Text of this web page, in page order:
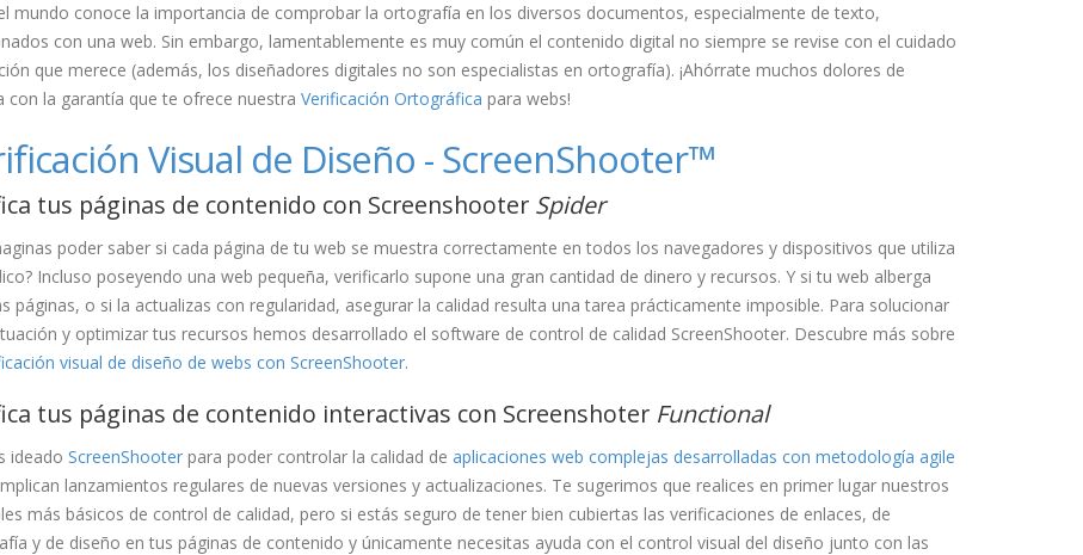
mundo conoce la importancia de comprobar la ortografía en los diversos documentos, especialmente de texto,
con una web. Sin embargo, lamentablemente es muy común el contenido digital no siempre se revise con el cuidado
que merece (además, los diseñadores digitales no son especialistas en ortografía). ¡Ahórrate muchos dolores de
con la garantía que te ofrece nuestra Verificación Ortográfica para webs!
Visual de Diseño - ScreenShooter™
tus páginas de contenido con Screenshooter Spider
poder saber si cada página de tu web se muestra correctamente en todos los navegadores y dispositivos que utiliza
Incluso poseyendo una web pequeña, verificarlo supone una gran cantidad de dinero y recursos. Y si tu web alberga
páginas, o si la actualizas con regularidad, asegurar la calidad resulta una tarea prácticamente imposible. Para solucionar
y optimizar tus recursos hemos desarrollado el software de control de calidad ScreenShooter. Descubre más sobre
visual de diseño de webs con ScreenShooter.
tus páginas de contenido interactivas con Screenshoter Functional
ideado ScreenShooterpara poder controlar la calidad de aplicaciones web complejas desarrolladas con metodología agile
lanzamientos regulares de nuevas versiones y actualizaciones. Te sugerimos que realices en primer lugar nuestros
más básicos de control de calidad, pero si estás seguro de tener bien cubiertas las verificaciones de enlaces, de
y de diseño en tus páginas de contenido y únicamente necesitas ayuda con el control visual del diseño junto con las